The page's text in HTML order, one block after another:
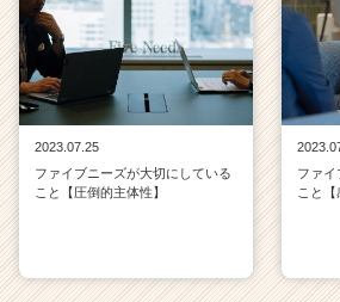
2023.07.25
ファイブニーズが大切にしている
こと【圧倒的主体性】
ファイ
こと【